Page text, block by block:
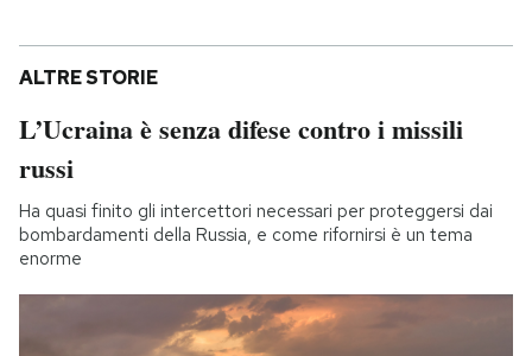
ALTRE STORIE
L’Ucraina è senza difese contro i missili
russi
Ha quasi finito gli intercettori necessari per proteggersi dai
bombardamenti della Russia, e come rifornirsi è un tema
enorme